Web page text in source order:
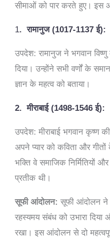
सीमाओं को पार करते हुए।
1. रामानुज (1017-1137 ई):
उपदेश: रामानुज ने भगवान विष्णु
दिया। उन्होंने सभी वर्णों के
ज्ञान के महत्व को बताया।
2. मीराबाई (1498-1546 ई):
उपदेश: मीराबाई भगवान कृष्ण
अपने प्यार को कविता और
भक्ति वे समाजिक निर्मितियों
प्रतीक थी।
सूफी आंदोलन: सूफी आंदोलन ने
रहस्यमय संबंध को उभारा
रखा। इस आंदोलन से दो